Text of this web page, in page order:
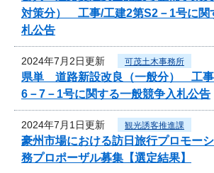
対策分） 工事/工建2第S2－1号に関
札公告
2024年7月2日更新 可茂土木事務所
県単 道路新設改良（一般分） 工事
6－7－1号に関する一般競争入札公告
2024年7月1日更新 観光誘客推進課
豪州市場における訪日旅行プロモー
務プロポーザル募集【選定結果】